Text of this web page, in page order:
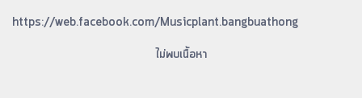
https://web.facebook.com/Musicplant.bangbuathong
ไม่พบเนื้อหา